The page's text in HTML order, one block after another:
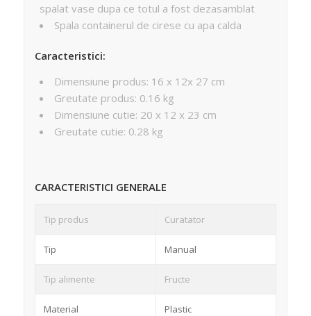
spalat vase dupa ce totul a fost dezasamblat
Spala containerul de cirese cu apa calda
Caracteristici:
Dimensiune produs: 16 x 12x 27 cm
Greutate produs: 0.16 kg
Dimensiune cutie: 20 x 12 x 23 cm
Greutate cutie: 0.28 kg
CARACTERISTICI GENERALE
Tip produs Curatator
Tip Manual
Tip alimente Fructe
Material Plastic